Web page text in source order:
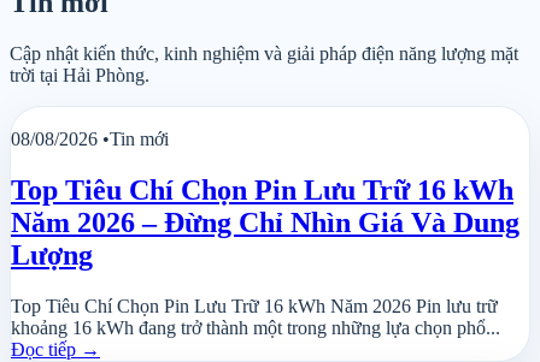
Cập nhật kiến thức, kinh nghiệm và giải pháp điện năng lượng mặt
trời tại Hải Phòng.
08/08/2026 •Tin mới
Top Tiêu Chí Chọn Pin Lưu Trữ 16 kWh
Năm 2026 – Đừng Chỉ Nhìn Giá Và Dung
Lượng
Top Tiêu Chí Chọn Pin Lưu Trữ 16 kWh Năm 2026 Pin lưu trữ
khoảng 16 kWh đang trở thành một trong những lựa chọn phổ...
Đọc tiếp →